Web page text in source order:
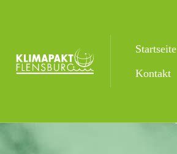
Startseite
Kontakt
Aktuelles